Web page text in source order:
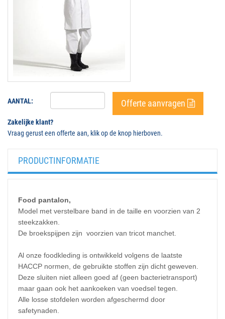
AANTAL: Offerte aanvragen
Zakelijke klant?
Vraag gerust een offerte aan, klik op de knop hierboven.
PRODUCTINFORMATIE
Food pantalon,
Model met verstelbare band in de taille en voorzien van 2
steekzakken.
De broekspijpen zijn voorzien van tricot manchet.
Al onze foodkleding is ontwikkeld volgens de laatste
HACCP normen, de gebruikte stoffen zijn dicht geweven.
Deze sluiten niet alleen goed af (geen bacterietransport)
maar gaan ook het aankoeken van voedsel tegen.
Alle losse stofdelen worden afgeschermd door
safetynaden.